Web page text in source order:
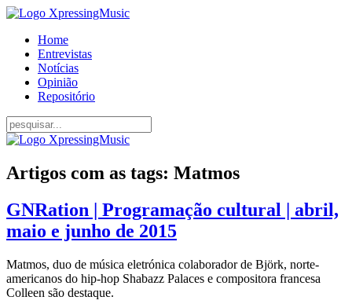
Home
Entrevistas
Notícias
Opinião
Repositório
Artigos com as tags: Matmos
GNRation | Programação cultural | abril,
maio e junho de 2015
Matmos, duo de música eletrónica colaborador de Björk, norte-
americanos do hip-hop Shabazz Palaces e compositora francesa
Colleen são destaque.